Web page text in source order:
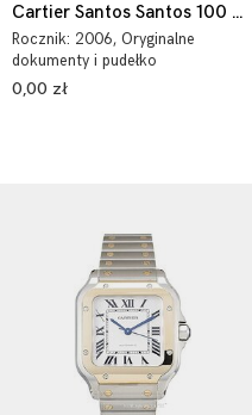
Cartier Santos Santos 100 W20091X7
Rocznik: 2006, Oryginalne
dokumenty i pudełko
0,00 zł